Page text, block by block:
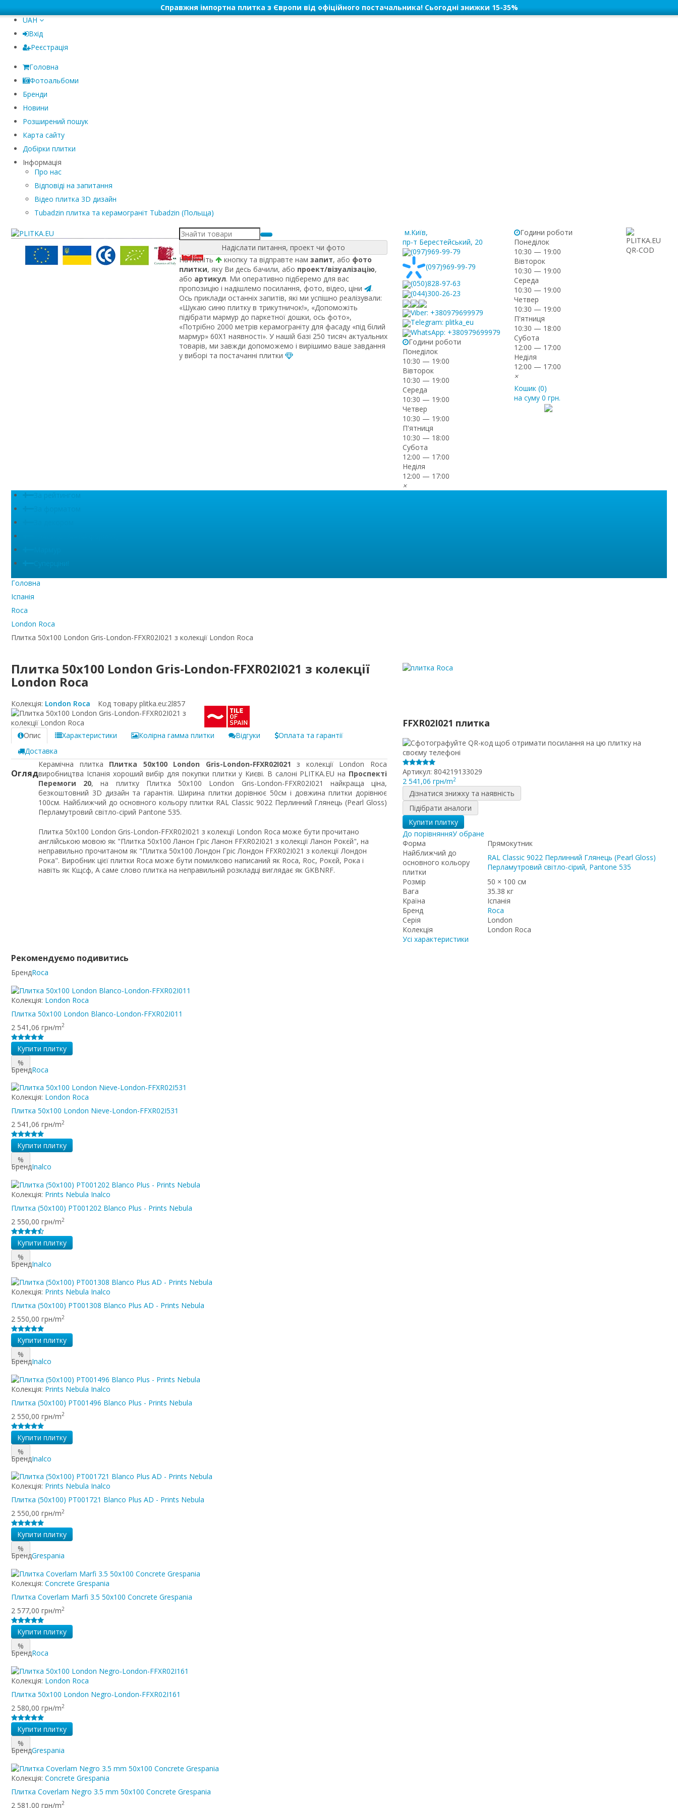
Справжня імпортна плитка з Європи від офіційного постачальника! Сьогодні знижки 15-35%
UAH
Вхід
Реєстрація
Головна
Фотоальбоми
Бренди
Новини
Розширений пошук
Карта сайту
Добірки плитки
Інформація
Про нас
Відповіді на запитання
Відео плитка 3D дизайн
Tubadzin плитка та керамограніт Tubadzin (Польща)
Надіслати питання, проект чи фото
Натисніть
кнопку та відправте нам запит, або фото
плитки, яку Ви десь бачили, або проект/візуалізацію,
або артикул. Ми оперативно підберемо для вас
пропозицію і надішлемо посилання, фото, відео, ціни
.
Ось приклади останніх запитів, які ми успішно реалізували:
«Шукаю синю плитку в трикутничок!», «Допоможіть
підібрати мармур до паркетної дошки, ось фото»,
«Потрібно 2000 метрів керамограніту для фасаду «під білий
мармур» 60Х1 наявності». У нашій базі 250 тисяч актуальних
товарів, ми завжди допоможемо і вирішимо ваше завдання
у виборі та постачанні плитки
м.Київ,
пр-т Берестейський, 20
(097)969-99-79
(097)969-99-79
(050)828-97-63
(044)300-26-23
Viber: +380979699979
Telegram: plitka_eu
WhatsApp: +380979699979
Години роботи
Понеділок
10:30 — 19:00
Вівторок
10:30 — 19:00
Середа
10:30 — 19:00
Четвер
10:30 — 19:00
П'ятниця
10:30 — 18:00
Субота
12:00 — 17:00
Неділя
12:00 — 17:00
×
Години роботи
Понеділок
10:30 — 19:00
Вівторок
10:30 — 19:00
Середа
10:30 — 19:00
Четвер
10:30 — 19:00
П'ятниця
10:30 — 18:00
Субота
12:00 — 17:00
Неділя
12:00 — 17:00
×
Кошик (0)
на суму0 грн.
За рейтингом
Головна
Іспанія
Roca
London Roca
Плитка 50x100 London Gris-London-FFXR02I021 з колекції London Roca
Плитка 50x100 London Gris-London-FFXR02I021 з колекції
London Roca
Колекція: London Roca Код товару plitka.eu:2l857
Опис Характеристики Колірна гамма плитки Відгуки
Оплата та гарантії
Доставка
Огляд
Керамічна плитка Плитка 50x100 London Gris-London-FFXR02I021 з колекції London Roca
виробництва Іспанія хороший вибір для покупки плитки у Києві. В салоні PLITKA.EU на Проспекті
Перемоги 20, на плитку Плитка 50x100 London Gris-London-FFXR02I021 найкраща ціна,
безкоштовний 3D дизайн та гарантія. Ширина плитки дорівнює 50см і довжина плитки дорівнює
100см. Найближчий до основного кольору плитки RAL Classic 9022 Перлинний Глянець (Pearl Gloss)
Перламутровий світло-сірий Pantone 535.
Плитка 50x100 London Gris-London-FFXR02I021 з колекції London Roca може бути прочитано
англійською мовою як "Плитка 50x100 Ланон Гріс Ланон FFXR02I021 з колекції Ланон Рокєй", на
неправильно прочитаном як "Плитка 50x100 Лондон Гріс Лондон FFXR02I021 з колекції Лондон
Рока". Виробник цієї плитки Roca може бути помилково написаний як Roca, Roc, Рокєй, Рока і
навіть як Кщсф, А саме слово плитка на неправильній розкладці виглядає як GKBNRF.
FFXR02I021 плитка
Артикул: 804219133029
2 541,06 грн/m2
Дізнатися знижку та наявність
Підібрати аналоги
Купити плитку
До порівнянняУ обране
Форма
Прямокутник
Найближчий до
основного кольору
плитки
RAL Classic 9022 Перлинний Глянець (Pearl Gloss)
Перламутровий світло-сірий, Pantone 535
Розмір
50 × 100 см
Вага
35.38 кг
Країна
Іспанія
Бренд
Roca
Серія
London
Колекція
London Roca
Усі характеристики
Рекомендуємо подивитись
БрендRoca
Колекція: London Roca
Плитка 50x100 London Blanco-London-FFXR02I011
2 541,06 грн/m2
Купити плитку
%
БрендRoca
Колекція: London Roca
Плитка 50x100 London Nieve-London-FFXR02I531
2 541,06 грн/m2
Купити плитку
%
БрендInalco
Колекція: Prints Nebula Inalco
Плитка (50x100) PT001202 Blanco Plus - Prints Nebula
2 550,00 грн/m2
Купити плитку
%
БрендInalco
Колекція: Prints Nebula Inalco
Плитка (50x100) PT001308 Blanco Plus AD - Prints Nebula
2 550,00 грн/m2
Купити плитку
%
БрендInalco
Колекція: Prints Nebula Inalco
Плитка (50x100) PT001496 Blanco Plus - Prints Nebula
2 550,00 грн/m2
Купити плитку
%
БрендInalco
Колекція: Prints Nebula Inalco
Плитка (50x100) PT001721 Blanco Plus AD - Prints Nebula
2 550,00 грн/m2
Купити плитку
%
БрендGrespania
Колекція: Concrete Grespania
Плитка Coverlam Marfi 3.5 50x100 Concrete Grespania
2 577,00 грн/m2
Купити плитку
%
БрендRoca
Колекція: London Roca
Плитка 50x100 London Negro-London-FFXR02I161
2 580,00 грн/m2
Купити плитку
%
БрендGrespania
Колекція: Concrete Grespania
Плитка Coverlam Negro 3.5 mm 50x100 Concrete Grespania
2 581,00 грн/m2